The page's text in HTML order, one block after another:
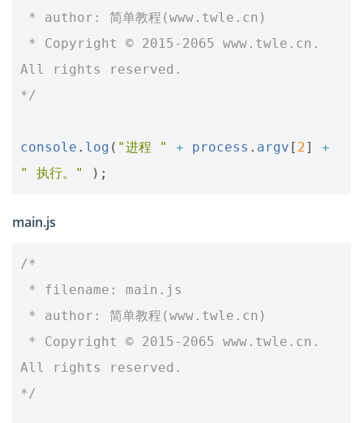
* author: 简单教程(www.twle.cn)
All rights reserved.
*/
console . log ( "进程 " + process . argv [ 2]
+
" 执行。"
);
main.js
/*
* filename: main.js
* author: 简单教程(www.twle.cn)
All rights reserved.
*/